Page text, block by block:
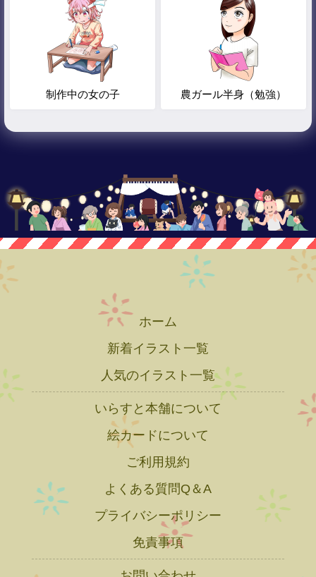
制作中の女の子 農ガール半身（勉強）
ホーム
新着イラスト一覧
人気のイラスト一覧
いらすと本舗について
絵カードについて
ご利用規約
よくある質問Q＆A
プライバシーポリシー
免責事項